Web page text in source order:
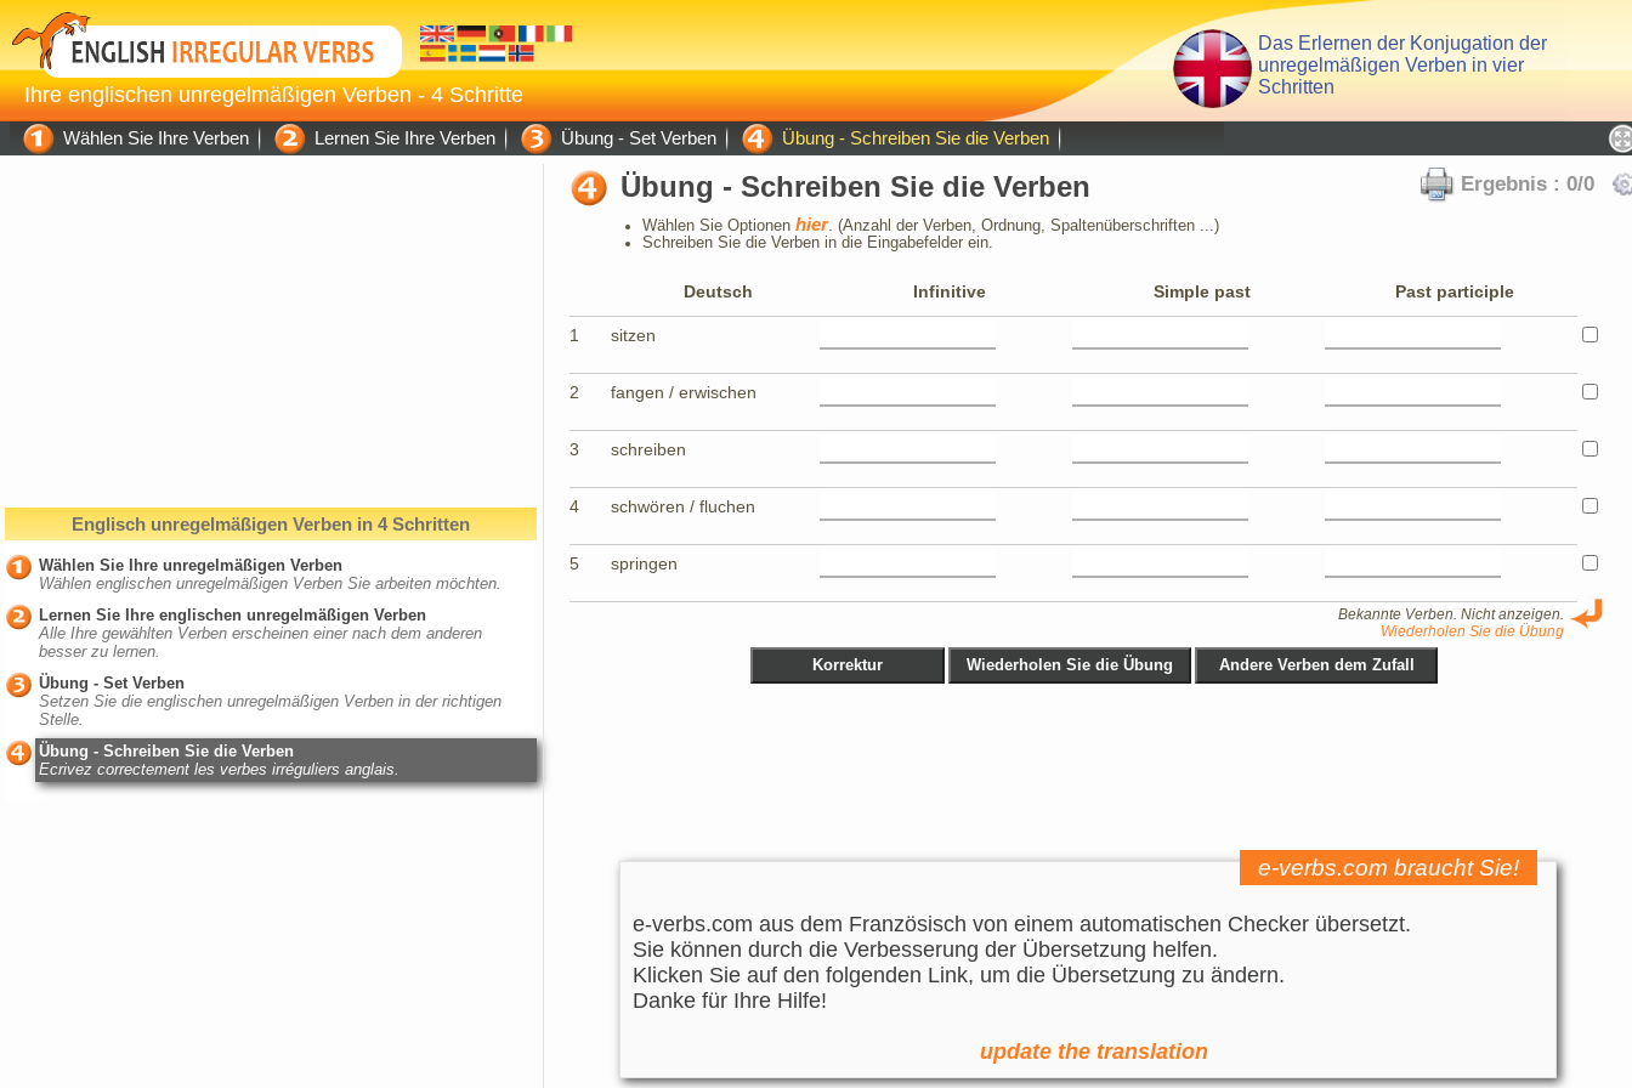
Das Erlernen der Konjugation der
unregelmäßigen Verben in vier
Schritten
Ihre englischen unregelmäßigen Verben - 4 Schritte
Wählen Sie Ihre Verben Lernen Sie Ihre Verben Übung - Set Verben Übung - Schreiben Sie die Verben
Englisch unregelmäßigen Verben in 4 Schritten
Wählen Sie Ihre unregelmäßigen Verben
Wählen englischen unregelmäßigen Verben Sie arbeiten möchten.
Lernen Sie Ihre englischen unregelmäßigen Verben
Alle Ihre gewählten Verben erscheinen einer nach dem anderen
besser zu lernen.
Übung - Set Verben
Setzen Sie die englischen unregelmäßigen Verben in der richtigen
Stelle.
Übung - Schreiben Sie die Verben
Ecrivez correctement les verbes irréguliers anglais.
Übung - Schreiben Sie die Verben Ergebnis : 0/0
Wählen Sie Optionen hier. (Anzahl der Verben, Ordnung, Spaltenüberschriften ...)
Schreiben Sie die Verben in die Eingabefelder ein.
Deutsch Infinitive Simple past Past participle
1 sitzen
2 fangen / erwischen
3 schreiben
4 schwören / fluchen
5 springen
Bekannte Verben. Nicht anzeigen.
Wiederholen Sie die Übung
e-verbs.com braucht Sie!
e-verbs.com aus dem Französisch von einem automatischen Checker übersetzt.
Sie können durch die Verbesserung der Übersetzung helfen.
Klicken Sie auf den folgenden Link, um die Übersetzung zu ändern.
Danke für Ihre Hilfe!
update the translation